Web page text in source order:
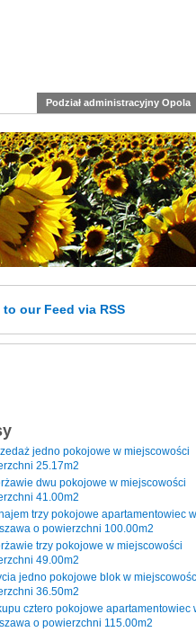
Podział administracyjny Opola
to our Feed via RSS
jedno pokojowe w miejscowości
25.17m2
dwu pokojowe w miejscowości
41.00m2
trzy pokojowe apartamentowiec w
o powierzchni 100.00m2
trzy pokojowe w miejscowości
49.00m2
jedno pokojowe blok w
36.50m2
cztero pokojowe apartamentowiec
o powierzchni 115.00m2